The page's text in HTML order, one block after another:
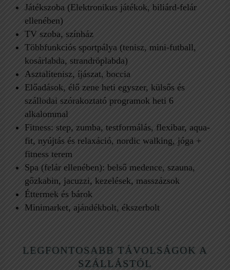
Játékszoba (Elektronikus játékok, biliárd-felár
ellenében)
TV szoba, színház
Többfunkciós sportpálya (tenisz, mini-futball,
kosárlabda, strandröplabda)
Asztalitenisz, íjászat, boccia
Előadások, élő zene heti egyszer, külsős és
szállodai szórakoztató programok heti 6
alkalommal
Fitness: step, zumba, testformálás, flexibar, aqua-
fit, nyújtás és relaxáció, nordic walking, jóga +
fitness terem
Spa (felár ellenében): belső medence, szauna,
gőzkabin, jacuzzi, kezelések, masszázsok
Éttermek és bárok
Minimarket, ajándékbolt, ékszerbolt
LEGFONTOSABB TÁVOLSÁGOK A
SZÁLLÁSTÓL